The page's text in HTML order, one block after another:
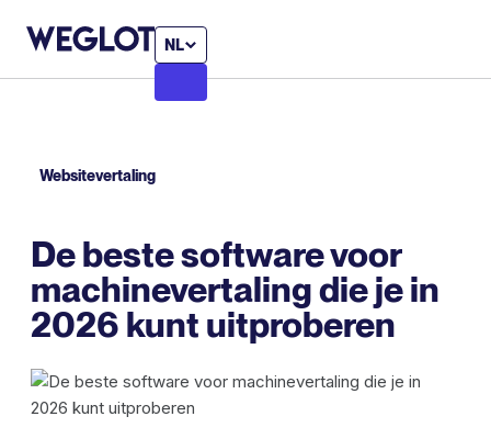
NL
Websitevertaling
De beste software voor
machinevertaling die je in
2026 kunt uitproberen